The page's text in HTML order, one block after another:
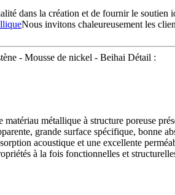
dans la création et de fournir le soutien
Nous invitons chaleureusement les
- Mousse de nickel - Beihai Détail :
métallique à structure poreuse
grande surface spécifique, bonne
acoustique et une excellente
à la fois fonctionnelles et